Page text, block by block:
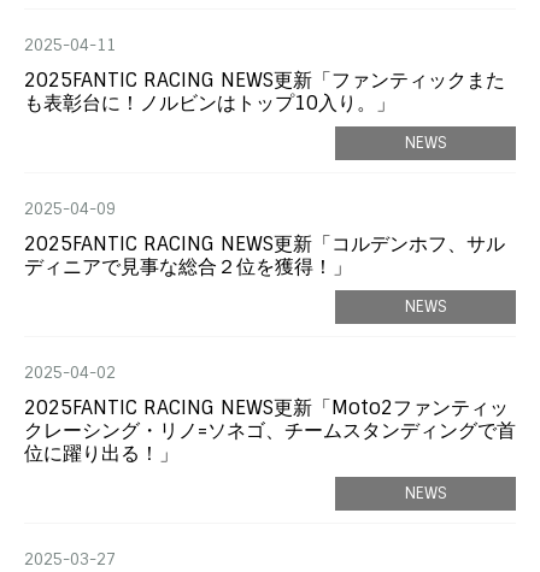
2025-04-11
2025FANTIC RACING NEWS更新「ファンティックまた
も表彰台に！ノルビンはトップ10入り。」
NEWS
2025-04-09
2025FANTIC RACING NEWS更新「コルデンホフ、サル
ディニアで見事な総合２位を獲得！」
NEWS
2025-04-02
2025FANTIC RACING NEWS更新「Moto2ファンティッ
クレーシング・リノ=ソネゴ、チームスタンディングで首
位に躍り出る！」
NEWS
2025-03-27